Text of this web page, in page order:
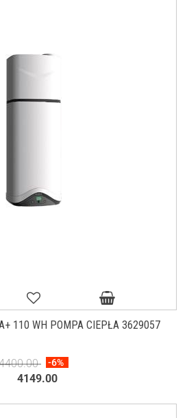
110 WH POMPA CIEPŁA 3629057
-6%
4149.00